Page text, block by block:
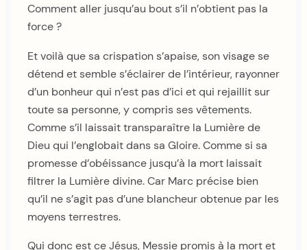
Comment aller jusqu’au bout s’il n’obtient pas la
force ?
Et voilà que sa crispation s’apaise, son visage se
détend et semble s’éclairer de l’intérieur, rayonner
d’un bonheur qui n’est pas d’ici et qui rejaillit sur
toute sa personne, y compris ses vêtements.
Comme s’il laissait transparaître la Lumière de
Dieu qui l’englobait dans sa Gloire. Comme si sa
promesse d’obéissance jusqu’à la mort laissait
filtrer la Lumière divine. Car Marc précise bien
qu’il ne s’agit pas d’une blancheur obtenue par les
moyens terrestres.
Qui donc est ce Jésus, Messie promis à la mort et